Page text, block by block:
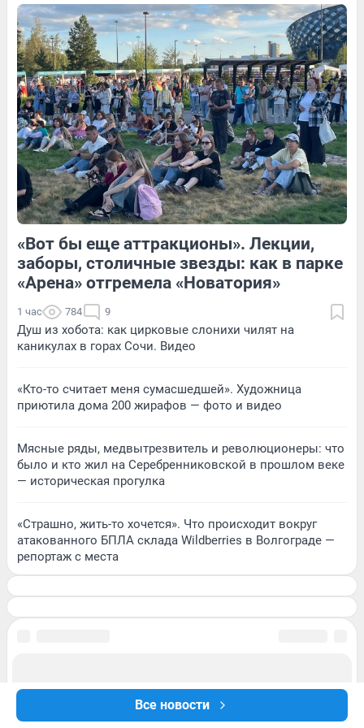
Все новости
12 Обсудить
Обсудить 44 Обсудить
222
«Вот бы еще аттракционы». Лекции,
заборы, столичные звезды: как в парке
«Арена» отгремела «Новатория»
1 час 784 9
Душ из хобота: как цирковые слонихи чилят на
каникулах в горах Сочи. Видео
«Кто-то считает меня сумасшедшей». Художница
приютила дома 200 жирафов — фото и видео
Мясные ряды, медвытрезвитель и революционеры: что
было и кто жил на Серебренниковской в прошлом веке
— историческая прогулка
«Страшно, жить-то хочется». Что происходит вокруг
атакованного БПЛА склада Wildberries в Волгограде —
репортаж с места